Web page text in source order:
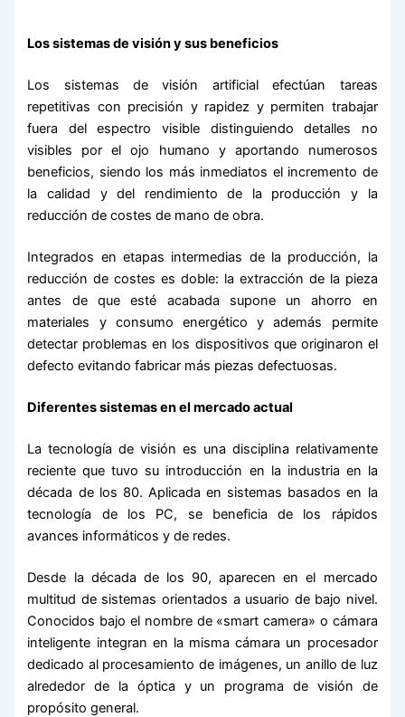
Los sistemas de visión y sus beneficios
Los sistemas de visión artificial efectúan tareas
repetitivas con precisión y rapidez y permiten trabajar
fuera del espectro visible distinguiendo detalles no
visibles por el ojo humano y aportando numerosos
beneficios, siendo los más inmediatos el incremento de
la calidad y del rendimiento de la producción y la
reducción de costes de mano de obra.
Integrados en etapas intermedias de la producción, la
reducción de costes es doble: la extracción de la pieza
antes de que esté acabada supone un ahorro en
materiales y consumo energético y además permite
detectar problemas en los dispositivos que originaron el
defecto evitando fabricar más piezas defectuosas.
Diferentes sistemas en el mercado actual
La tecnología de visión es una disciplina relativamente
reciente que tuvo su introducción en la industria en la
década de los 80. Aplicada en sistemas basados en la
tecnología de los PC, se beneficia de los rápidos
avances informáticos y de redes.
Desde la década de los 90, aparecen en el mercado
multitud de sistemas orientados a usuario de bajo nivel.
Conocidos bajo el nombre de «smart camera» o cámara
inteligente integran en la misma cámara un procesador
dedicado al procesamiento de imágenes, un anillo de luz
alrededor de la óptica y un programa de visión de
propósito general.